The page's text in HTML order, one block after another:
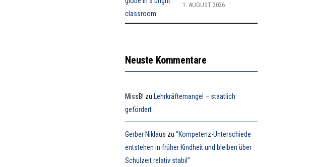
1. AUGUST 2026
Neuste Kommentare
MissB! zu Lehrkräftemangel – staatlich
gefördert
Gerber Niklaus zu“Kompetenz-Unterschiede
entstehen in früher Kindheit und bleiben über
Schulzeit relativ stabil”